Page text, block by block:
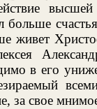
больше
живет
в его
за свое